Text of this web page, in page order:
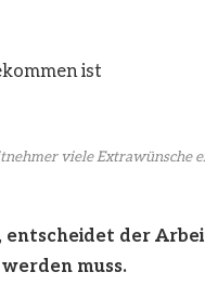
viele Extrawünsche
der
muss.